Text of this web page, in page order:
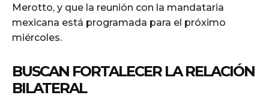
Merotto, y que la reunión con la mandataria
mexicana está programada para el próximo
miércoles.
BUSCAN FORTALECER LA RELACIÓN
BILATERAL